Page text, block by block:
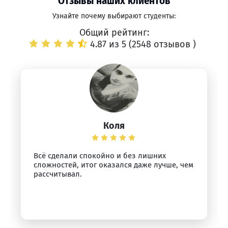
Узнайте почему выбирают студенты:
Общий рейтинг:
4.87 из 5 (2548 отзывов )
Коля
Всё сделали спокойно и без лишних
сложностей, итог оказался даже лучше, чем
рассчитывал.